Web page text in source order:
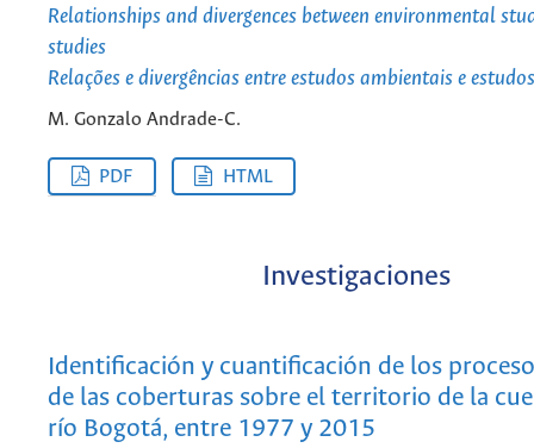
Relationships and divergences between environmental
studies
Relações e divergências entre estudos ambientais e
M. Gonzalo Andrade-C.
PDF HTML
Investigaciones
Identificación y cuantificación de los
de las coberturas sobre el territorio de la
río Bogotá, entre 1977 y 2015